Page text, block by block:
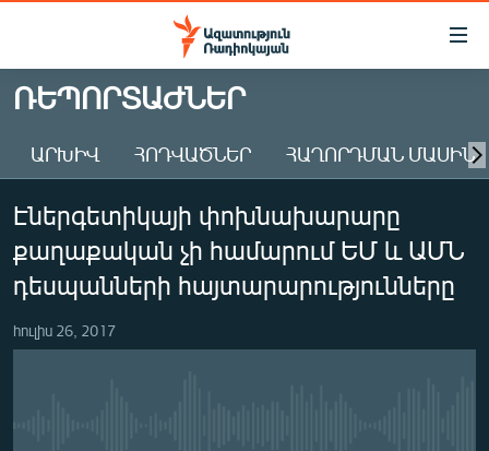
Մատչելիության
Անցնել
հիմնական
Անցնել
հիմնական
մենյուին
ԱԶԱՏՈՒԹՅՈՒՆ TV
ՀԱՅԱՍՏԱՆ
ԸՆՏՐՈՒԹՅՈՒՆՆԵՐ 2026
ԻՐԱՎՈՒՆՔ
ՏՆՏԵՍՈՒԹՅՈՒՆ
ՌԵՊՈՐՏԱԺՆԵՐ
ԱՐԽԻՎ ՀՈԴՎԱԾՆԵՐ ՀԱՂՈՐԴՄԱՆ ՄԱՍԻՆ
Էներգետիկայի փոխնախարարը
քաղաքական չի համարում ԵՄ և ԱՄՆ
դեսպանների հայտարարությունները
հուլիս 26, 2017